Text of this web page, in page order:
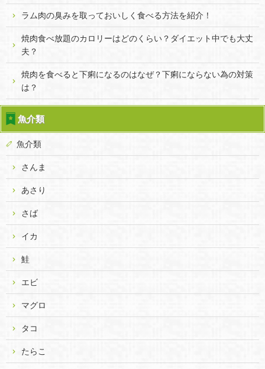
ラム肉の臭みを取っておいしく食べる方法を紹介！
焼肉食べ放題のカロリーはどのくらい？ダイエット中でも大丈
夫？
焼肉を食べると下痢になるのはなぜ？下痢にならない為の対策
は？
魚介類
魚介類
さんま
あさり
さば
イカ
鮭
エビ
マグロ
タコ
たらこ